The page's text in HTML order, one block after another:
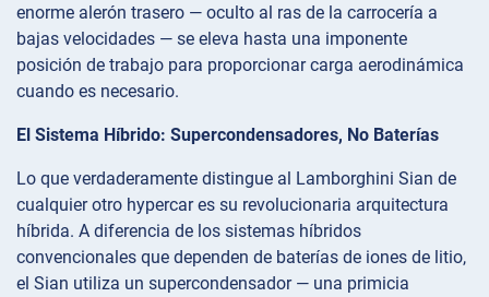
enorme alerón trasero — oculto al ras de la carrocería a
bajas velocidades — se eleva hasta una imponente
posición de trabajo para proporcionar carga aerodinámica
cuando es necesario.
El Sistema Híbrido: Supercondensadores, No Baterías
Lo que verdaderamente distingue al Lamborghini Sian de
cualquier otro hypercar es su revolucionaria arquitectura
híbrida. A diferencia de los sistemas híbridos
convencionales que dependen de baterías de iones de litio,
el Sian utiliza un supercondensador — una primicia